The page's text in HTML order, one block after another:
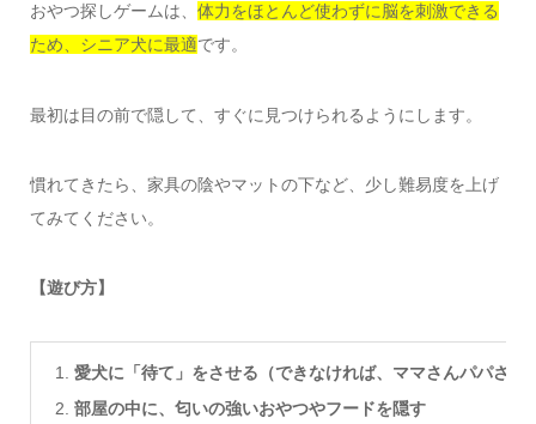
おやつ探しゲームは、 体力をほとんど使わずに脳を刺激できる
ため、シニア犬に最適です。
最初は目の前で隠して、すぐに見つけられるようにします。
慣れてきたら、家具の陰やマットの下など、少し難易度を上げ
てみてください。
【遊び方】
愛犬に「待て」をさせる（できなければ、ママさんパパさ
部屋の中に、匂いの強いおやつやフードを隠す